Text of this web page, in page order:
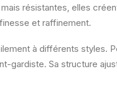
résistantes, elles
et raffinement.
à différents styles.
gardiste. Sa structure